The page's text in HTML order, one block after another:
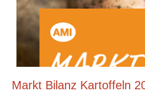
Markt Bilanz Kartoffeln